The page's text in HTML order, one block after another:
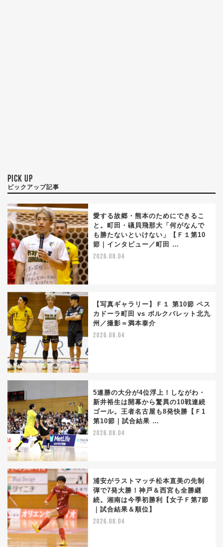
PICK UP
ピックアップ記事
愛する故郷・熊本のためにできるこ
と。町田・礒貝飛那大「何がなんで
も勝たないといけない」【Ｆ１第10
節｜インタビュー／町田 …
2026.08.04
【写真ギャラリー】Ｆ１ 第10節 ペス
カドーラ町田 vs ボルクバレット北九
州／撮影＝満本泰介
2026.08.04
5連勝の大分が4位浮上！しながわ・
新井裕生は開幕から驚異の10戦連続
ゴール。王者名古屋も8発快勝【Ｆ1
第10節｜試合結果 …
2026.08.04
浦安がラストマッチ松本直美の先制
弾で7発大勝！神戸＆西宮も全勝継
続。湘南は今季初勝利【女子Ｆ第7節
｜試合結果＆順位】
2026.08.04